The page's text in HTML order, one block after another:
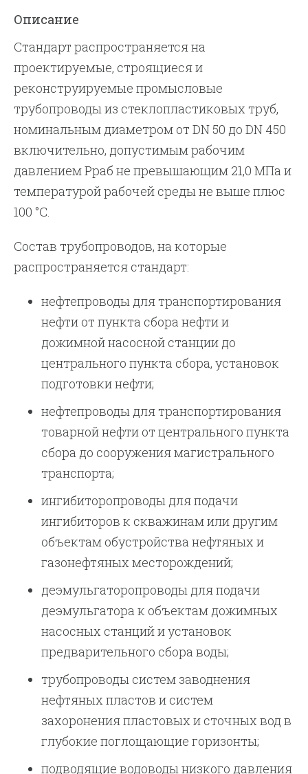
Описание
Стандарт распространяется на
проектируемые, строящиеся и
реконструируемые промысловые
трубопроводы из стеклопластиковых труб,
номинальным диаметром от DN 50 до DN 450
включительно, допустимым рабочим
давлением Рраб не превышающим 21,0 МПа и
температурой рабочей среды не выше плюс
100 °С.
Состав трубопроводов, на которые
распространяется стандарт:
нефтепроводы для транспортирования
нефти от пункта сбора нефти и
дожимной насосной станции до
центрального пункта сбора, установок
подготовки нефти;
нефтепроводы для транспортирования
товарной нефти от центрального пункта
сбора до сооружения магистрального
транспорта;
ингибиторопроводы для подачи
ингибиторов к скважинам или другим
объектам обустройства нефтяных и
газонефтяных месторождений;
деэмульгаторопроводы для подачи
деэмульгатора к объектам дожимных
насосных станций и установок
предварительного сбора воды;
трубопроводы систем заводнения
нефтяных пластов и систем
захоронения пластовых и сточных вод в
глубокие поглощающие горизонты;
подводящие водоводы низкого давления